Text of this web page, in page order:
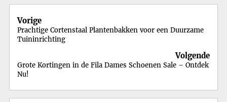
Berichtnavigatie
Vorige
Prachtige Cortenstaal Plantenbakken voor een Duurzame
Tuininrichting
Volgende
Grote Kortingen in de Fila Dames Schoenen Sale – Ontdek
Nu!